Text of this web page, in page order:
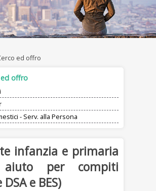
ed offro
offro
- Serv. alla Persona
infanzia e primaria
per compiti
e BES)